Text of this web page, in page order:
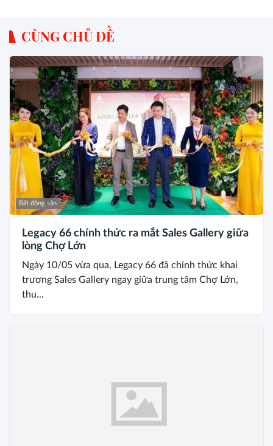
CÙNG CHỦ ĐỀ
Bất động sản
Legacy 66 chính thức ra mắt Sales Gallery giữa
lòng Chợ Lớn
Ngày 10/05 vừa qua, Legacy 66 đã chính thức khai
trương Sales Gallery ngay giữa trung tâm Chợ Lớn,
thu...